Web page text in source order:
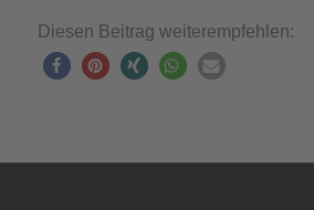
Diesen Beitrag weiterempfehlen: